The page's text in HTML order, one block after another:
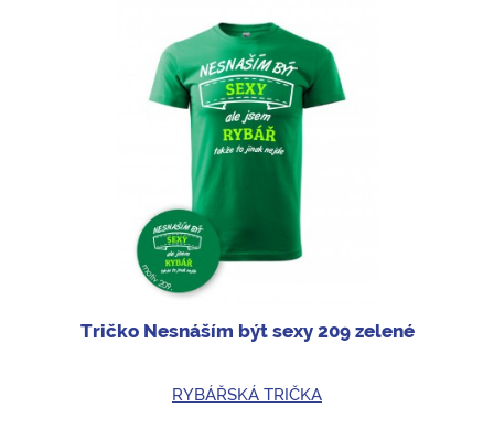
Tričko Nesnáším být sexy 209 zelené
RYBÁŘSKÁ TRIČKA